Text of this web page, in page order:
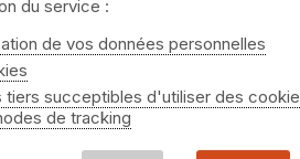
aucune difficulté et avec de
· 22 km · D+600 m · 618 vus · 41
mais un peu humide cette
du service :
de vos données personnelles
tiers succeptibles d'utiliser des
de tracking